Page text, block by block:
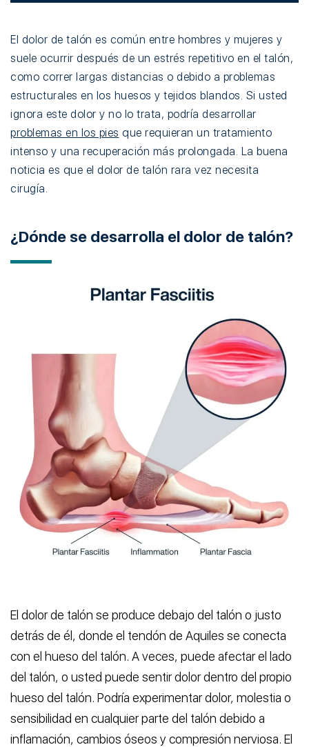
El dolor de talón es común entre hombres y mujeres y
suele ocurrir después de un estrés repetitivo en el talón,
como correr largas distancias o debido a problemas
estructurales en los huesos y tejidos blandos. Si usted
ignora este dolor y no lo trata, podría desarrollar
problemas en los pies que requieran un tratamiento
intenso y una recuperación más prolongada. La buena
noticia es que el dolor de talón rara vez necesita
cirugía.
¿Dónde se desarrolla el dolor de talón?
El dolor de talón se produce debajo del talón o justo
detrás de él, donde el tendón de Aquiles se conecta
con el hueso del talón. A veces, puede afectar el lado
del talón, o usted puede sentir dolor dentro del propio
hueso del talón. Podría experimentar dolor, molestia o
sensibilidad en cualquier parte del talón debido a
inflamación, cambios óseos y compresión nerviosa. El